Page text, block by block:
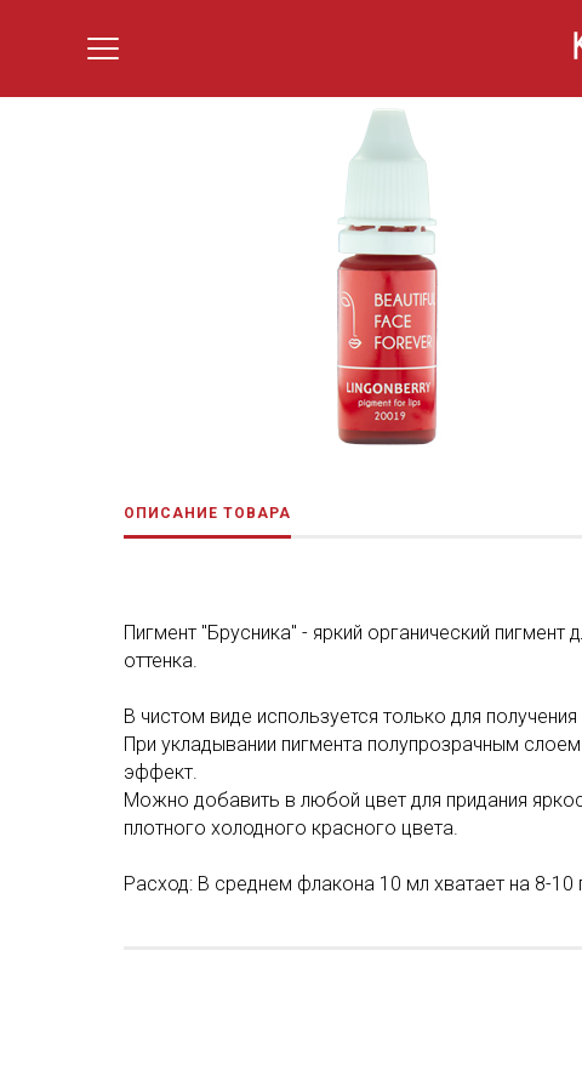
ОПИСАНИЕ ТОВАРА
Пигмент "Брусника" - яркий органический
оттенка.
В чистом виде используется только для
При укладывании пигмента полупрозрачным
эффект.
Можно добавить в любой цвет для придания
плотного холодного красного цвета.
Расход: В среднем флакона 10 мл хватает на 8-10